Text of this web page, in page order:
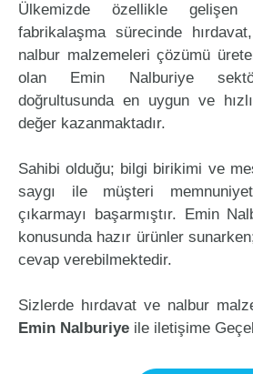
Ülkemizde özellikle
fabrikalaşma sürecinde
nalbur malzemeleri çözümü
olan Emin Nalburiye
doğrultusunda en uygun ve
değer kazanmaktadır.
Sahibi olduğu; bilgi birikimi ve
saygı ile müşteri
çıkarmayı başarmıştır. Emin
konusunda hazır ürünler
cevap verebilmektedir.
Sizlerde hırdavat ve nalbur
Emin Nalburiye ile iletişime